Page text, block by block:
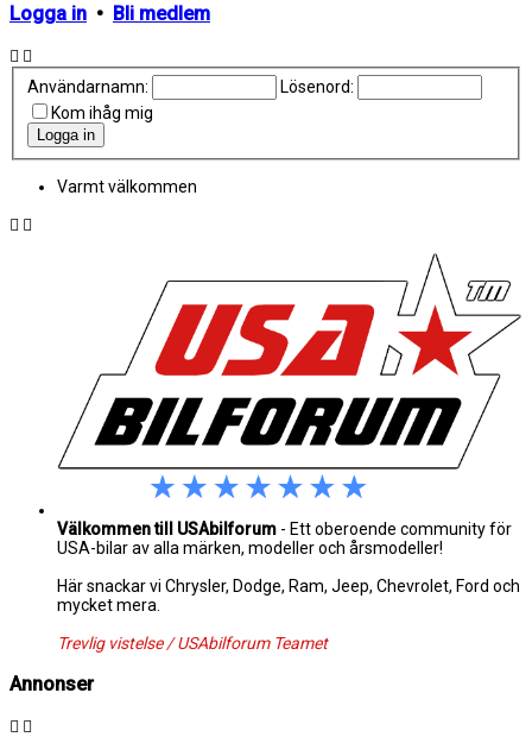
Logga in • Bli medlem
Användarnamn:
Lösenord:
Kom ihåg mig
Varmt välkommen
Välkommen till USAbilforum - Ett oberoende community för
USA-bilar av alla märken, modeller och årsmodeller!
Här snackar vi Chrysler, Dodge, Ram, Jeep, Chevrolet, Ford och
mycket mera.
Trevlig vistelse / USAbilforum Teamet
Annonser